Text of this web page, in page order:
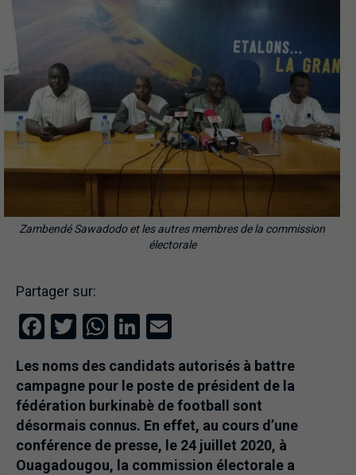
Zambendé Sawadodo et les autres membres de la commission
électorale
Partager sur:
Facebook
Twitter
WhatsApp
LinkedIn
Les noms des candidats autorisés à battre
campagne pour le poste de président de la
fédération burkinabè de football sont
désormais connus. En effet, au cours d’une
conférence de presse, le 24 juillet 2020, à
Ouagadougou, la commission électorale a